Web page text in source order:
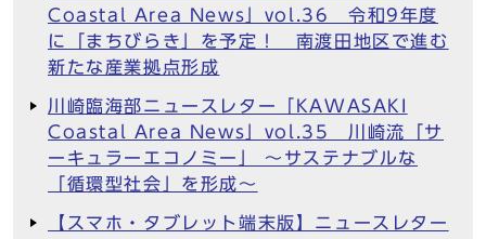
Coastal Area News」vol.36 令和9年度
に「まちびらき」を予定！ 南渡田地区で進む
新たな産業拠点形成
川崎臨海部ニュースレター「KAWASAKI
Coastal Area News」vol.35 川崎流「サ
ーキュラーエコノミー」 ～サステナブルな
「循環型社会」を形成～
【スマホ・タブレット端末版】ニュースレター